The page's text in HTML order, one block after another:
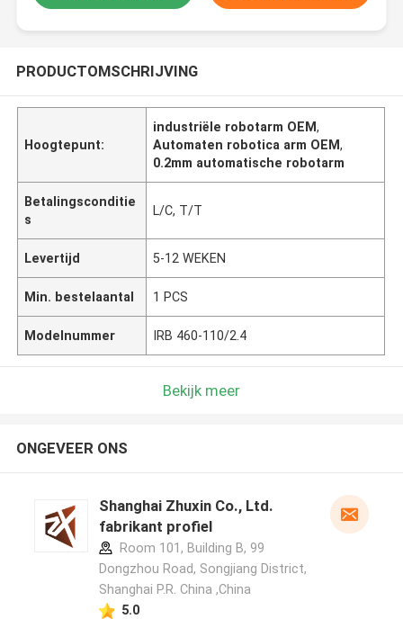
PRODUCTOMSCHRIJVING
Hoogtepunt:
industriële robotarm OEM,
Automaten robotica arm OEM,
0.2mm automatische robotarm
Betalingsconditie
s
L/C, T/T
Levertijd 5-12 WEKEN
Min. bestelaantal 1 PCS
Modelnummer IRB 460-110/2.4
Bekijk meer
ONGEVEER ONS
Shanghai Zhuxin Co., Ltd.
fabrikant profiel
Room 101, Building B, 99
Dongzhou Road, Songjiang District,
Shanghai P.R. China ,China
5.0